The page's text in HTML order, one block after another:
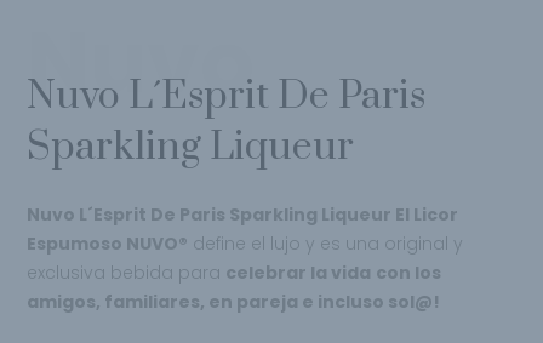
Nuvo
Nuvo L´Esprit De Paris
Sparkling Liqueur
Nuvo L´Esprit De Paris Sparkling Liqueur El Licor
Espumoso NUVO® define el lujo y es una original y
exclusiva bebida para celebrar la vida con los
amigos, familiares, en pareja e incluso sol@!